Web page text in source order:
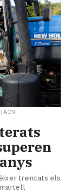
| ACN
trencats els